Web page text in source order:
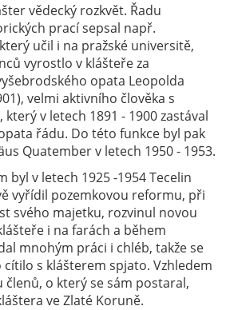
vědecký rozkvět. Řadu
prací sepsal např.
učil i na pražské universitě,
vyrostlo v klášteře za
opata Leopolda
velmi aktivního člověka s
v letech 1891 - 1900 zastával
řádu. Do této funkce byl pak
Quatember v letech 1950 - 1953.
byl v letech 1925 -1954 Tecelin
vyřídil pozemkovou reformu, při
svého majetku, rozvinul novou
i na farách a během
mnohým práci i chléb, takže se
s klášterem spjato. Vzhledem
o který se sám postaral,
ve Zlaté Koruně.